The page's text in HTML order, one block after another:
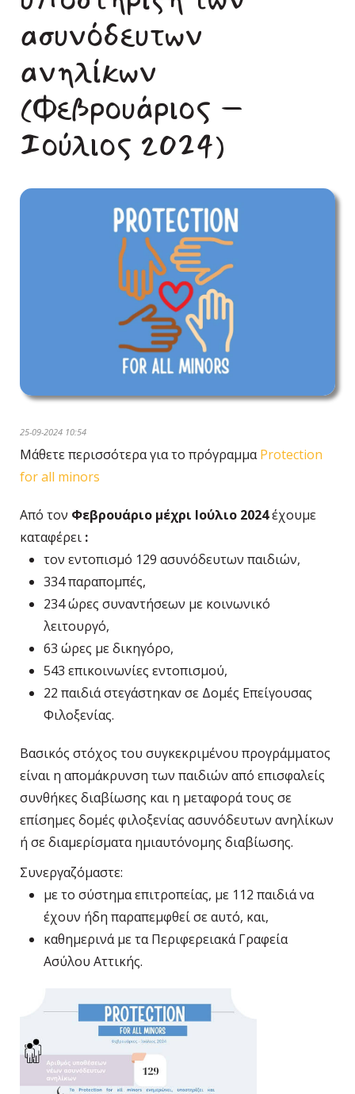
ασυνόδευτων
ανηλίκων
(Φεβρουάριος –
Ιούλιος 2024)
25-09-2024 10:54
Μάθετε περισσότερα για το πρόγραμμαProtection
for all minors
Από τον Φεβρουάριο μέχρι Ιούλιο 2024έχουμε
καταφέρει :
τον εντοπισμό 129 ασυνόδευτων παιδιών,
334 παραπομπές,
234 ώρες συναντήσεων με κοινωνικό
λειτουργό,
63 ώρες με δικηγόρο,
543 επικοινωνίες εντοπισμού,
22 παιδιά στεγάστηκαν σε Δομές Επείγουσας
Φιλοξενίας.
Βασικός στόχος του συγκεκριμένου προγράμματος
είναι η απομάκρυνση των παιδιών από επισφαλείς
συνθήκες διαβίωσης και η μεταφορά τους σε
επίσημες δομές φιλοξενίας ασυνόδευτων ανηλίκων
ή σε διαμερίσματα ημιαυτόνομης διαβίωσης.
Συνεργαζόμαστε:
με το σύστημα επιτροπείας, με 112 παιδιά να
έχουν ήδη παραπεμφθεί σε αυτό, και,
καθημερινά με τα Περιφερειακά Γραφεία
Ασύλου Αττικής.